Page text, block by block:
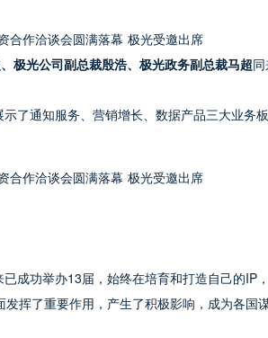
极光公司副总裁殷浩、极光政务副总裁马超
了通知服务、营销增长、数据产品三大业务
成功举办13届，始终在培育和打造自己的IP
发挥了重要作用，产生了积极影响，成为各国